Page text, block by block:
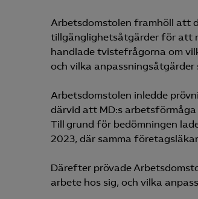
Arbetsdomstolen framhöll att
tillgänglighetsåtgärder för att
handlade tvistefrågorna om
och vilka anpassningsåtgärder
Arbetsdomstolen inledde
därvid att MD:s
Till grund för bedömningen
2023, där samma
Därefter prövade
arbete hos sig, och vilka